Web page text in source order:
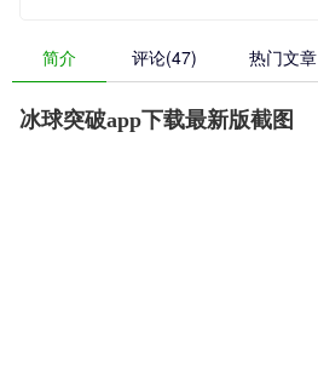
简介 评论(47) 热门文章
冰球突破app下载最新版截图